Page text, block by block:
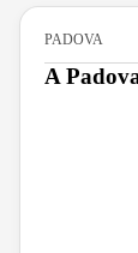
PADOVA
A